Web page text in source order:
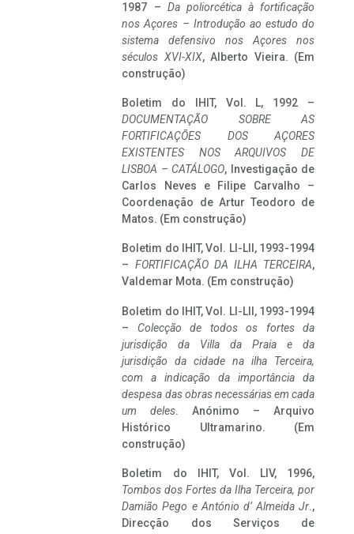
1987 – Da poliorcética à fortificação
nos Açores – Introdução ao estudo do
sistema defensivo nos Açores nos
séculos XVI-XIX, Alberto Vieira. (Em
construção)
Boletim do IHIT, Vol. L, 1992 –
DOCUMENTAÇÃO SOBRE AS
FORTIFICAÇÕES DOS AÇORES
EXISTENTES NOS ARQUIVOS DE
LISBOA – CATÁLOGO, Investigação de
Carlos Neves e Filipe Carvalho –
Coordenação de Artur Teodoro de
Matos. (Em construção)
Boletim do IHIT, Vol. LI-LII, 1993-1994
– FORTIFICAÇÃO DA ILHA TERCEIRA,
Valdemar Mota. (Em construção)
Boletim do IHIT, Vol. LI-LII, 1993-1994
– Colecção de todos os fortes da
jurisdição da Villa da Praia e da
jurisdição da cidade na ilha Terceira,
com a indicação da importância da
despesa das obras necessárias em cada
um deles. Anónimo – Arquivo
Histórico Ultramarino. (Em
construção)
Boletim do IHIT, Vol. LIV, 1996,
Tombos dos Fortes da Ilha Terceira, por
Damião Pego e António d’ Almeida Jr.,
Direcção dos Serviços de